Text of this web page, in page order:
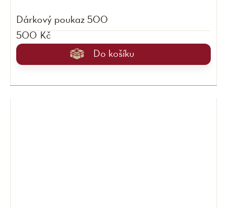
Dárkový poukaz 500
500 Kč
Do košíku